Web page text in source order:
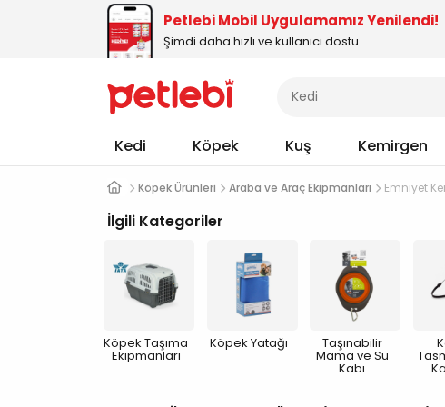
Petlebi Mobil Uygulamamız Yenilendi!
Şimdi daha hızlı ve kullanıcı dostu
Kedi Köpek Kuş Kemirgen
Köpek Ürünleri Araba ve Araç Ekipmanları Emniyet
İlgili Kategoriler
Köpek Taşıma
Ekipmanları
Köpek Yatağı Taşınabilir
Mama ve Su
Kabı